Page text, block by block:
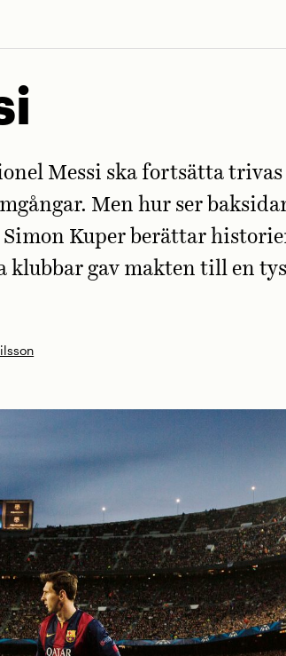
Messi ska fortsätta trivas
Men hur ser
Kuper berättar
klubbar gav makten till en